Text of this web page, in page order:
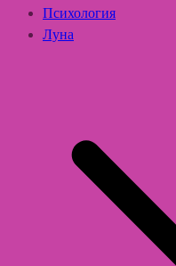
Психология
Луна